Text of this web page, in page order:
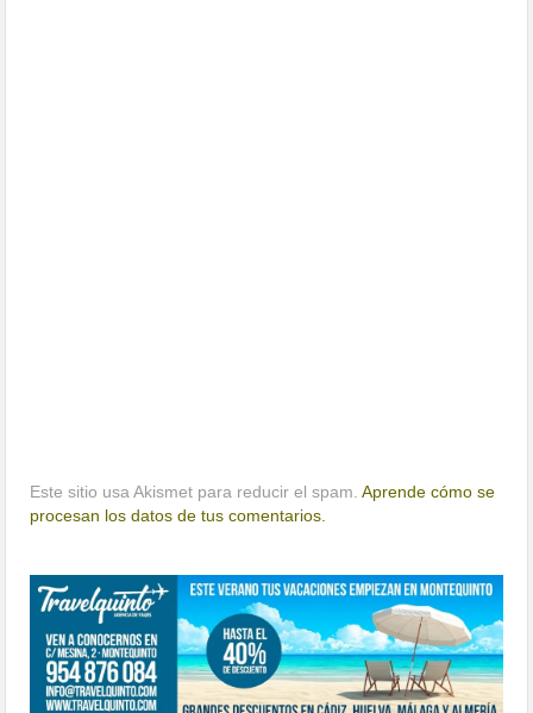
Este sitio usa Akismet para reducir el spam.Aprende cómo se
procesan los datos de tus comentarios.